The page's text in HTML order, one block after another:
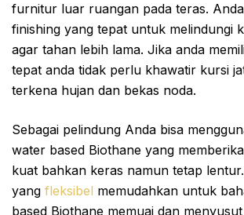
furnitur luar ruangan pada teras.
finishing yang tepat untuk melindungi
agar tahan lebih lama. Jika anda
tepat anda tidak perlu khawatir kursi
terkena hujan dan bekas noda.
Sebagai pelindung Anda bisa
water based Biothane yang
kuat bahkan keras namun tetap
yang fleksibel memudahkan untuk
based Biothane memuai dan